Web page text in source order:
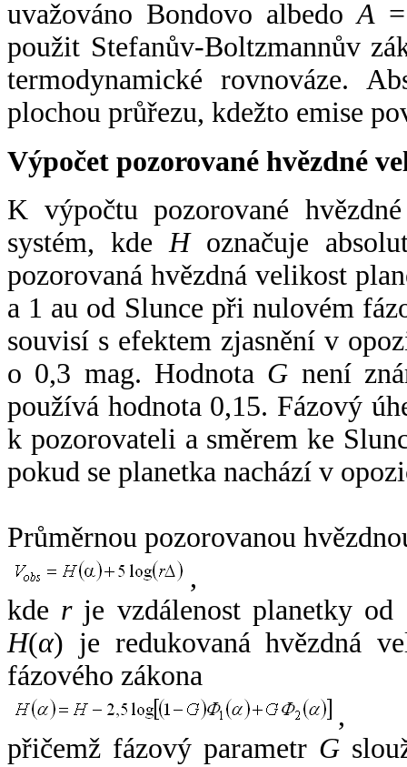
uvažováno Bondovo albedoA
použit Stefanův-Boltzmannův
termodynamické rovnováze.
plochou průřezu, kdežto emise
Výpočet pozorované hvězdné
K výpočtu pozorované
systém, kde Hoznačuje
pozorovaná hvězdná velikost
a 1 au od Slunce při nulovém
souvisí s efektem zjasnění v
o 0,3 mag. Hodnota G není
používá hodnota 0,15. Fázový
k pozorovateli a směrem ke
pokud se planetka nachází v
Průměrnou pozorovanou
,
kde rje vzdálenost planetky od
H(α) je redukovaná hvězdná
fázového zákona
,
přičemž fázový parametr G